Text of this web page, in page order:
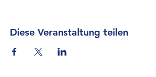
Diese Veranstaltung teilen